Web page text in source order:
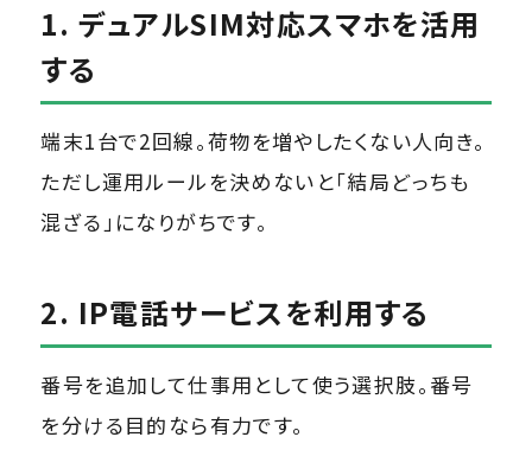
1. デュアルSIM対応スマホを活用
する
端末1台で2回線。荷物を増やしたくない人向き。
ただし運用ルールを決めないと「結局どっちも
混ざる」になりがちです。
2. IP電話サービスを利用する
番号を追加して仕事用として使う選択肢。番号
を分ける目的なら有力です。